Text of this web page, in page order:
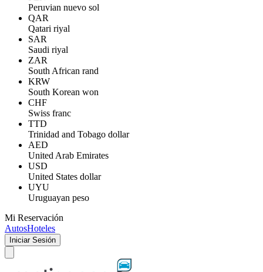
Peruvian nuevo sol
QAR
Qatari riyal
SAR
Saudi riyal
ZAR
South African rand
KRW
South Korean won
CHF
Swiss franc
TTD
Trinidad and Tobago dollar
AED
United Arab Emirates
USD
United States dollar
UYU
Uruguayan peso
Mi Reservación
AutosHoteles
Iniciar Sesión